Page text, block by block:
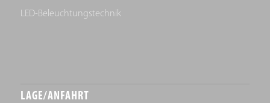
LED-Beleuchtungstechnik
LAGE/ANFAHRT